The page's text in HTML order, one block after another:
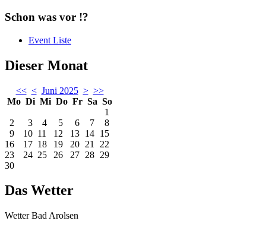
Schon was vor !?
Event Liste
Dieser Monat
<< < Juni 2025 > >>
Mo Di Mi Do Fr Sa So
1
2
3 4 5 6 7
8
9
10 11 12 13 14 15
16
17 18 19 20 21
22
23
24 25 26 27 28 29
30
Das Wetter
Wetter Bad Arolsen